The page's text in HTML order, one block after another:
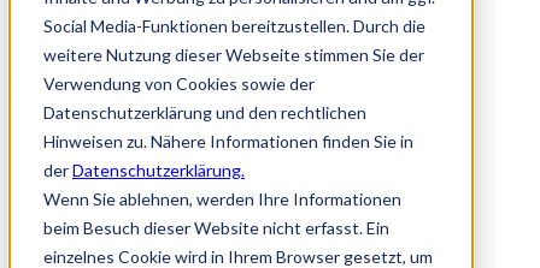
Social Media-Funktionen bereitzustellen. Durch die
weitere Nutzung dieser Webseite stimmen Sie der
Verwendung von Cookies sowie der
Datenschutzerklärung und den rechtlichen
Hinweisen zu. Nähere Informationen finden Sie in
derDatenschutzerklärung.
Wenn Sie ablehnen, werden Ihre Informationen
beim Besuch dieser Website nicht erfasst. Ein
einzelnes Cookie wird in Ihrem Browser gesetzt, um
Akademie
Wissen
Kontakt
Kesselinspektorat
Marktüberwachung Druckgeräte
Eidg. Inspektorat für Aufzüge
Nuklearinspektorat